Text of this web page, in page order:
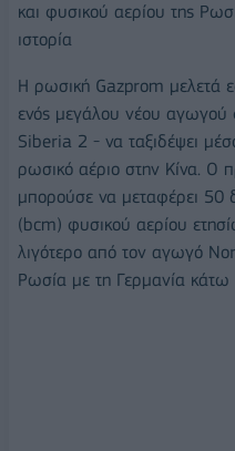
και φυσικού αερίου της
ιστορία
Η ρωσική Gazprom μελετά
ενός μεγάλου νέου
Siberia 2 - να ταξιδέψει
ρωσικό αέριο στην Κίνα. Ο
μπορούσε να μεταφέρει 50
(bcm) φυσικού αερίου
λιγότερο από τον αγωγό
Ρωσία με τη Γερμανία